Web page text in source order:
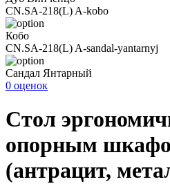
CN.SA-218(L) A-kobo
Кобо
CN.SA-218(L) A-sandal-yantarnyj
Сандал Янтарный
0 оценок
Стол
опорным
(антрацит,